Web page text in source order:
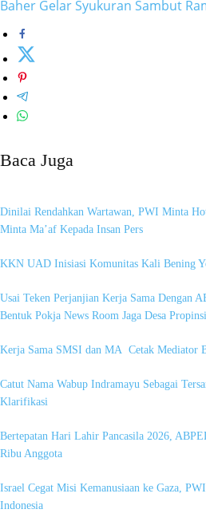
Baher Gelar Syukuran Sambut
Baca Juga
Dinilai Rendahkan Wartawan, PWI Minta
Minta Ma’af Kepada Insan Pers
KKN UAD Inisiasi Komunitas Kali Bening
Usai Teken Perjanjian Kerja Sama Dengan
Bentuk Pokja News Room Jaga Desa
Kerja Sama SMSI dan MA Cetak Mediator
Catut Nama Wabup Indramayu Sebagai
Klarifikasi
Bertepatan Hari Lahir Pancasila 2026,
Ribu Anggota
Israel Cegat Misi Kemanusiaan ke Gaza,
Indonesia